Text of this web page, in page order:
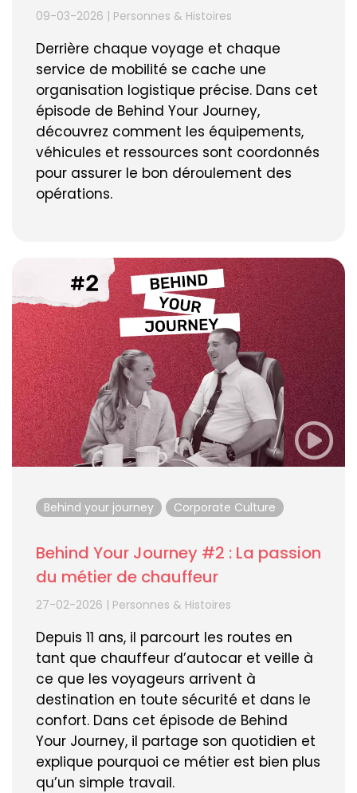
09-03-2026 | Personnes & Histoires
Derrière chaque voyage et chaque
service de mobilité se cache une
organisation logistique précise. Dans cet
épisode de Behind Your Journey,
découvrez comment les équipements,
véhicules et ressources sont coordonnés
pour assurer le bon déroulement des
opérations.
Behind your journey Corporate Culture
Behind Your Journey #2 : La passion
du métier de chauffeur
27-02-2026 | Personnes & Histoires
Depuis 11 ans, il parcourt les routes en
tant que chauffeur d’autocar et veille à
ce que les voyageurs arrivent à
destination en toute sécurité et dans le
confort. Dans cet épisode de Behind
Your Journey, il partage son quotidien et
explique pourquoi ce métier est bien plus
qu’un simple travail.